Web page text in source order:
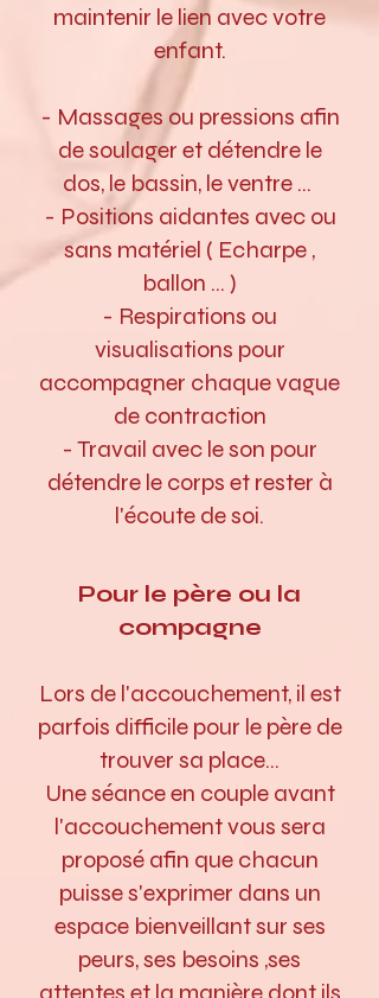
maintenir le lien avec votre
enfant.
- Massages ou pressions afin
de soulager et détendre le
dos, le bassin, le ventre ...
- Positions aidantes avec ou
sans matériel ( Echarpe ,
ballon ... )
- Respirations ou
visualisations pour
accompagner chaque vague
de contraction
- Travail avec le son pour
détendre le corps et rester à
l'écoute de soi.
Pour le père ou la
compagne
Lors de l'accouchement, il est
parfois difficile pour le père de
trouver sa place...
Une séance en couple avant
l'accouchement vous sera
proposé afin que chacun
puisse s'exprimer dans un
espace bienveillant sur ses
peurs, ses besoins ,ses